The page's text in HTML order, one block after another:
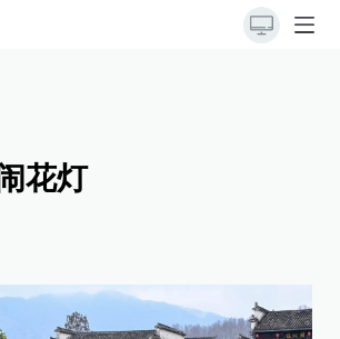
花灯